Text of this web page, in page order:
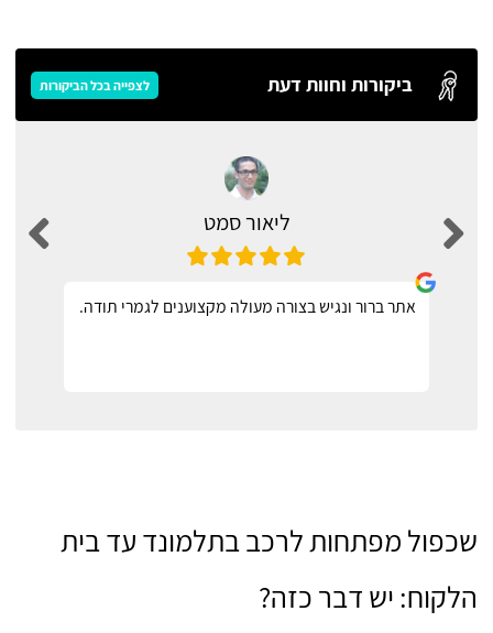
ביקורות וחוות דעת לצפייה בכל הביקורות
ליאור סמט
אתר ברור ונגיש בצורה מעולה מקצוענים לגמרי תודה.
שכפול מפתחות לרכב בתלמונד עד בית
הלקוח: יש דבר כזה?